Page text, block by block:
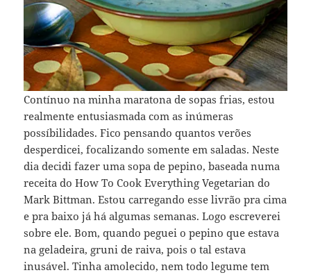
Contínuo na minha maratona de sopas frias, estou
realmente entusiasmada com as inúmeras
possíbilidades. Fico pensando quantos verões
desperdicei, focalizando somente em saladas. Neste
dia decidi fazer uma sopa de pepino, baseada numa
receita do How To Cook Everything Vegetarian do
Mark Bittman. Estou carregando esse livrão pra cima
e pra baixo já há algumas semanas. Logo escreverei
sobre ele. Bom, quando peguei o pepino que estava
na geladeira, gruni de raiva, pois o tal estava
inusável. Tinha amolecido, nem todo legume tem